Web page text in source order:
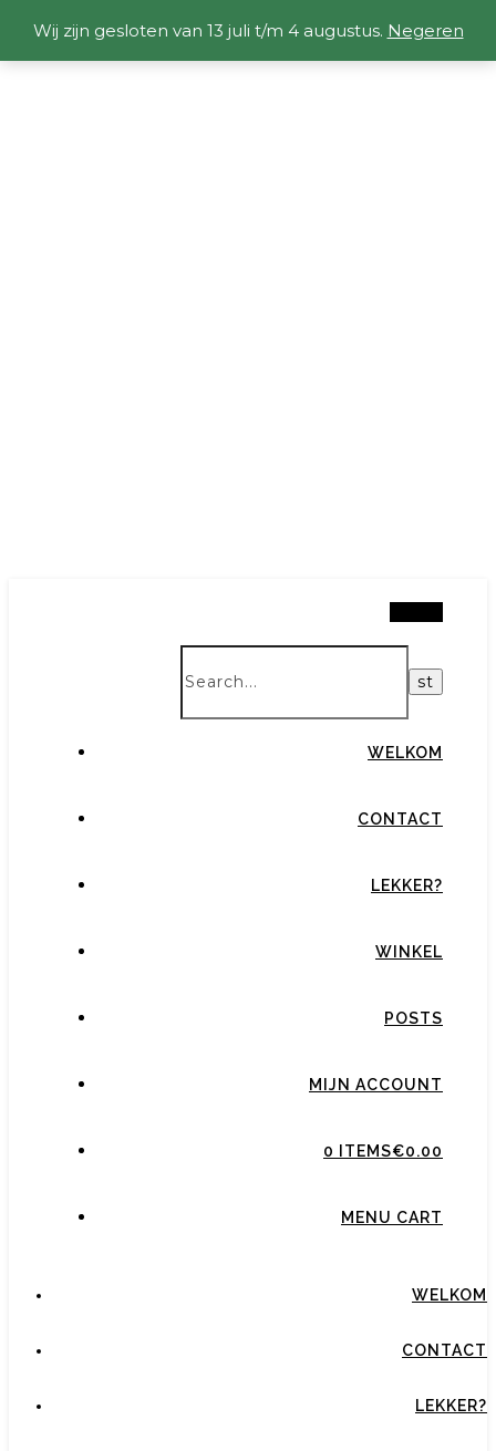
WELKOM
CONTACT
LEKKER?
WINKEL
POSTS
MIJN ACCOUNT
0 ITEMS€0.00
MENU CART
WELKOM
CONTACT
LEKKER?
Wij zijn gesloten van 13 juli t/m 4 augustus. Negeren